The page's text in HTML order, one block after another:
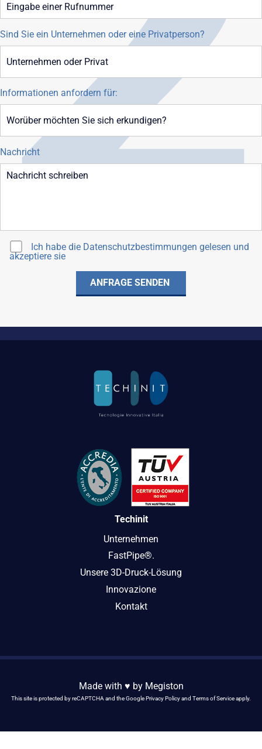
Sind Sie ein Unternehmen oder eine Privatperson?
Informationen anfordern für:
Nachricht
Ich habe die Datenschutzbestimmungen gelesen und
akzeptiere sie
Techinit
Unternehmen
FastPipe®.
Unsere 3D-Druck-Lösung
Innovazione
Kontakt
Made with ♥️ by Megiston
This site is protected by reCAPTCHA and the GooglePrivacy Policyand Terms of Serviceapply.